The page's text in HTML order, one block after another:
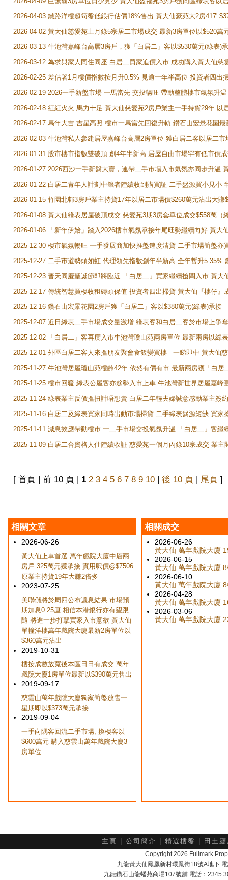
2026-04-03 鐵路洋樓超筍盤低銀行估價18%售出 黃大仙豪苑大2房417'
2026-04-02 黃大仙慈愛苑上月錄5宗居二市場成交 最新3房單位以$520萬
2026-03-13 牛池灣嘉峰台高層3房戶，獲「白居二」客以$530萬元(綠表)
2026-03-12 為求與家人同住同座 白居二買家追價入市 成功購入黃大仙
2026-02-25 差估署1月樓價指數按月升0.5% 見逾一年半高位 投資者四
2026-02-19 2026一手新盤市場 一馬當先 交投暢旺 帶動整體樓市氣氛升
2026-02-18 紅紅火火 馬力十足 黃大仙慈愛苑2房戶業主一手持貨29年 以
2026-02-17 馬年大吉 吉星高照 樓市一馬當先回復升軌 鑽石山宏景花園
2026-02-03 牛池灣私人參建居屋嘉峰台高層2房單位 獲白居二客以居二市
2026-01-31 股市樓市指數雙破頂 創4年半新高 居屋自由市場罕有低市價
2026-01-27 2026西沙一手新盤大賣，連帶二手市場入市氣氛亦同步升温
2026-01-22 白居二青年人計劃中籤者陸續收到購買証 二手盤源買小見小
2026-01-15 竹園北邨3房戶業主持貨17年以居二市場價$260萬元沽出大賺
2026-01-08 黃大仙綠表居屋破頂成交 慈愛苑3期3房套單位成交$558萬（
2026-01-06 「新年伊始」踏入2026樓市氣氛承接年尾旺勢繼續向好 黃
2025-12-30 樓市氣氛暢旺 一手發展商加快推盤速度清貨 二手市場筍盤
2025-12-27 二手市道勢頭如虹 代理領先指數創年半新高 全年暫升5.35%
2025-12-23 普天同慶聖誕節即將臨近 「白居二」買家繼續搶閘入市 黃
2025-12-17 傳統智慧買樓收租磚頭保值 投資者四出掃貨 黃大仙『樓仔
2025-12-16 鑽石山宏景花園2房戶獲「白居二」客以$380萬元(綠表)承接
2025-12-07 近日綠表二手市場成交量激增 綠表客和白居二客於市場上
2025-12-02 「白居二」客再度入市牛池灣瓊山苑兩房單位 最新兩房以綠
2025-12-01 外區白居二客人來搵朋友聚會食飯變買樓 一睇即中 黃大仙
2025-11-27 牛池灣居屋瓊山苑樓齢42年 依然有價有市 最新兩房獲「白居
2025-11-25 樓市回暖 綠表公屋客亦趁勢入市上車 牛池灣新世界居屋嘉峰
2025-11-24 綠表業主反價搵扭計唔想賣 白居二年輕夫婦誠意感動業主簽
2025-11-16 白居二及綠表買家同時出動市場掃貨 二手綠表盤源短缺 買
2025-11-11 減息效應帶動樓市 一二手市場交投氣氛升温 「白居二」客
2025-11-09 白居二合資格人仕陸續收証 慈愛苑一個月內錄10宗成交 業
[ 首頁 | 前 10 頁 | 1 2 3 4 5 6 7 8 9 10 | 後 10 頁 | 尾頁 ]
相關文章
2026-06-26
黃大仙上車首選 萬年戲院大廈中層兩
房戶 325萬元獲承接 實用呎價@$7506
原業主持貨19年大賺2倍多
2023-07-25
美聯儲將於周四公布議息結果 市場預
期加息0.25厘 相信本港銀行亦有望跟
隨 將進一步打擊買家入市意欲 黃大仙
單幢洋樓萬年戲院大廈最新2房單位以
$360萬元沽出
2019-10-31
樓按成數放寬後本區日日有成交 萬年
戲院大廈1房單位最新以$390萬元售出
2019-09-17
慈雲山萬年戲院大廈獨家筍盤放售一
星期即以$373萬元承接
2019-09-04
一手向隅客回流二手市場, 換樓客以
$600萬元 購入慈雲山萬年戲院大廈3
房單位
相關成交
2026-06-26
黃大仙 萬年戲院大廈
2026-06-15
黃大仙 萬年戲院大廈
2026-06-10
黃大仙 萬年戲院大廈
2026-04-28
黃大仙 萬年戲院大廈
2026-03-06
黃大仙 萬年戲院大廈
主頁 公司簡介 精選樓盤 田土
Copyright 2026 Fullmark
九龍黃大仙鳳凰新村環鳳街18號A地下
九龍鑽石山龍蟠苑商場107號舖 電話：2345